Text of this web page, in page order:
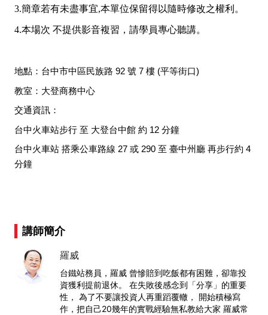
3.簡章若有未盡事宜,本單位保留得以隨時修改之權利。
4.本場次 不提供影音複習，請學員專心聽講。
地點：台中市中區民族路 92 號 7 樓 (平等街口)
教室：大登商務中心
交通資訊：
台中火車站步行 至 大登台中館 約 12 分鐘
台中火車站 搭乘公車路線 27 或 290 至 臺中州廳 再步行約 4
分鐘
講師簡介
羅威
台鐵站務員，羅威 曾慘賠到吃飯都有困難，卻靠投
資獲利提前退休。 在失敗後感念到「分享」的重要
性， 為了不要讓投資人再重蹈覆轍， 開始積極寫
作，把自己20幾年的實戰經驗無私教給大家 羅威常